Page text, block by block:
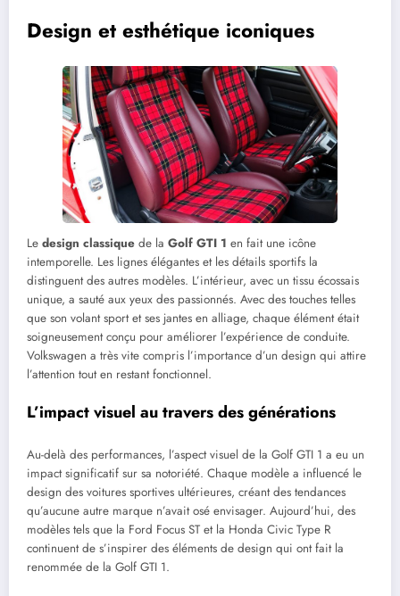
Design et esthétique iconiques
Le design classique de la Golf GTI 1 en fait une icône
intemporelle. Les lignes élégantes et les détails sportifs la
distinguent des autres modèles. L’intérieur, avec un tissu écossais
unique, a sauté aux yeux des passionnés. Avec des touches telles
que son volant sport et ses jantes en alliage, chaque élément était
soigneusement conçu pour améliorer l’expérience de conduite.
Volkswagen a très vite compris l’importance d’un design qui attire
l’attention tout en restant fonctionnel.
L’impact visuel au travers des générations
Au-delà des performances, l’aspect visuel de la Golf GTI 1 a eu un
impact significatif sur sa notoriété. Chaque modèle a influencé le
design des voitures sportives ultérieures, créant des tendances
qu’aucune autre marque n’avait osé envisager. Aujourd’hui, des
modèles tels que la Ford Focus ST et la Honda Civic Type R
continuent de s’inspirer des éléments de design qui ont fait la
renommée de la Golf GTI 1.